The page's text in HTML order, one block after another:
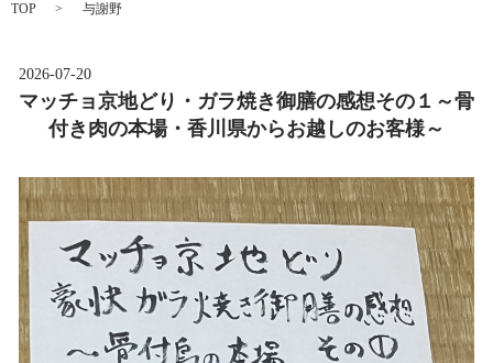
TOP 与謝野
2026-07-20
マッチョ京地どり・ガラ焼き御膳の感想その１～骨
付き肉の本場・香川県からお越しのお客様～